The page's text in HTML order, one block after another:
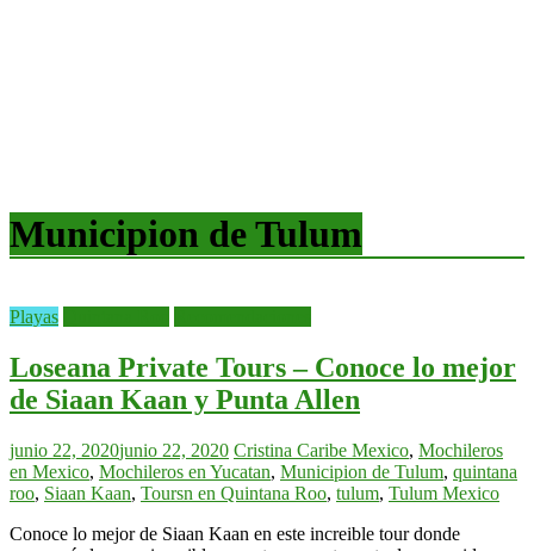
Municipion de Tulum
Playas
Loseana Private Tours – Conoce lo mejor
de Siaan Kaan y Punta Allen
junio 22, 2020junio 22, 2020 Cristina Caribe Mexico, Mochileros
en Mexico, Mochileros en Yucatan, Municipion de Tulum, quintana
roo, Siaan Kaan, Toursn en Quintana Roo, tulum, Tulum Mexico
Conoce lo mejor de Siaan Kaan en este increible tour donde